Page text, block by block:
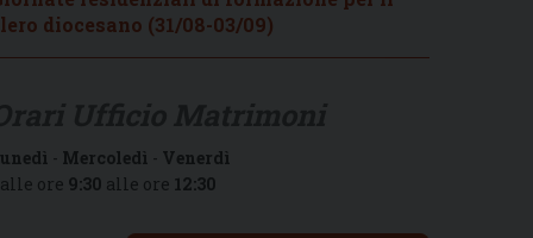
diocesano (31/08-03/09)
- Mercoledì - Venerdì
ore 9:30 alle ore 12:30